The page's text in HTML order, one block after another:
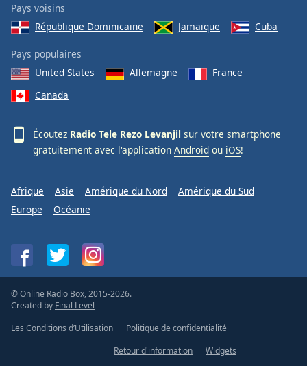
Pays voisins
République Dominicaine
Jamaïque Cuba
Pays populaires
United States
Allemagne
France
Canada
Écoutez Radio Tele Rezo Levanjil sur votre smartphone
gratuitement avec l'application Android ou iOS!
Afrique Asie Amérique du Nord
Amérique du Sud
Europe
Océanie
© Online Radio Box, 2015-2026.
Created by Final Level
Les Conditions d’Utilisation
Politique de confidentialité
Retour d'information
Widgets